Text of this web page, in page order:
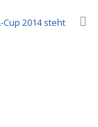
2014 steht